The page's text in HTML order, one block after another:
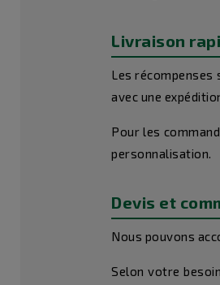
Livraison
Les
avec une
Pour les
personnalisation.
Devis et
Nous pouvons
Selon votre